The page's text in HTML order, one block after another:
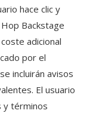
hace clic y
Backstage
adicional
por el
incluirán avisos
El usuario
y términos